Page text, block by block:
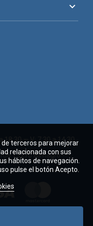

18:30 — V: 7:30 a 14:30
13270 Almagro -
terceros para mejorar
relacionada con sus
hábitos de navegación.
pulse el botón Acepto.